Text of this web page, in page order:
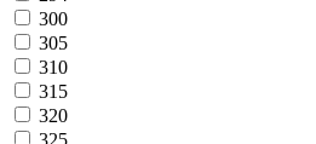
300
305
310
315
320
325